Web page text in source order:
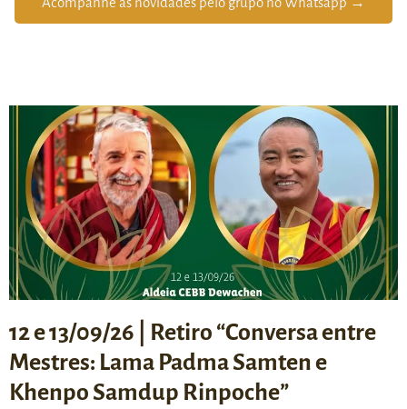
12 e 13/09/26 | Retiro “Conversa entre
Mestres: Lama Padma Samten e
Khenpo Samdup Rinpoche”